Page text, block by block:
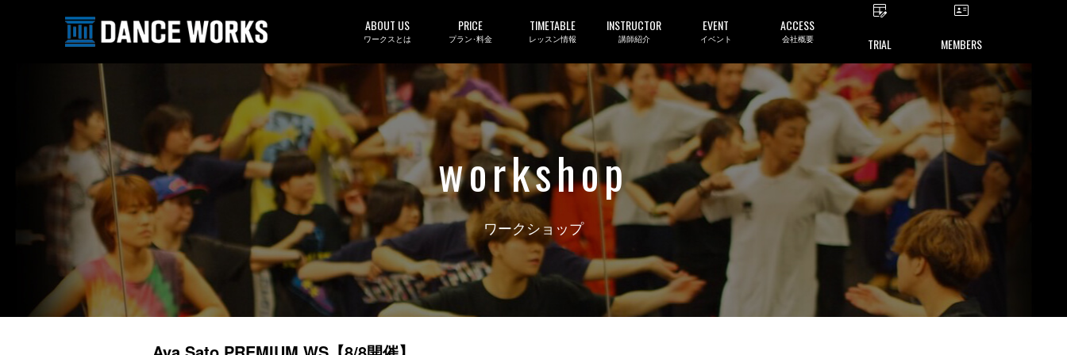
ABOUT US
ワークスとは
PRICE
プラン･料金
TIMETABLE
レッスン情報
INSTRUCTOR
講師紹介
EVENT
イベント
ACCESS
会社概要 TRIAL MEMBERS
workshop
ワークショップ